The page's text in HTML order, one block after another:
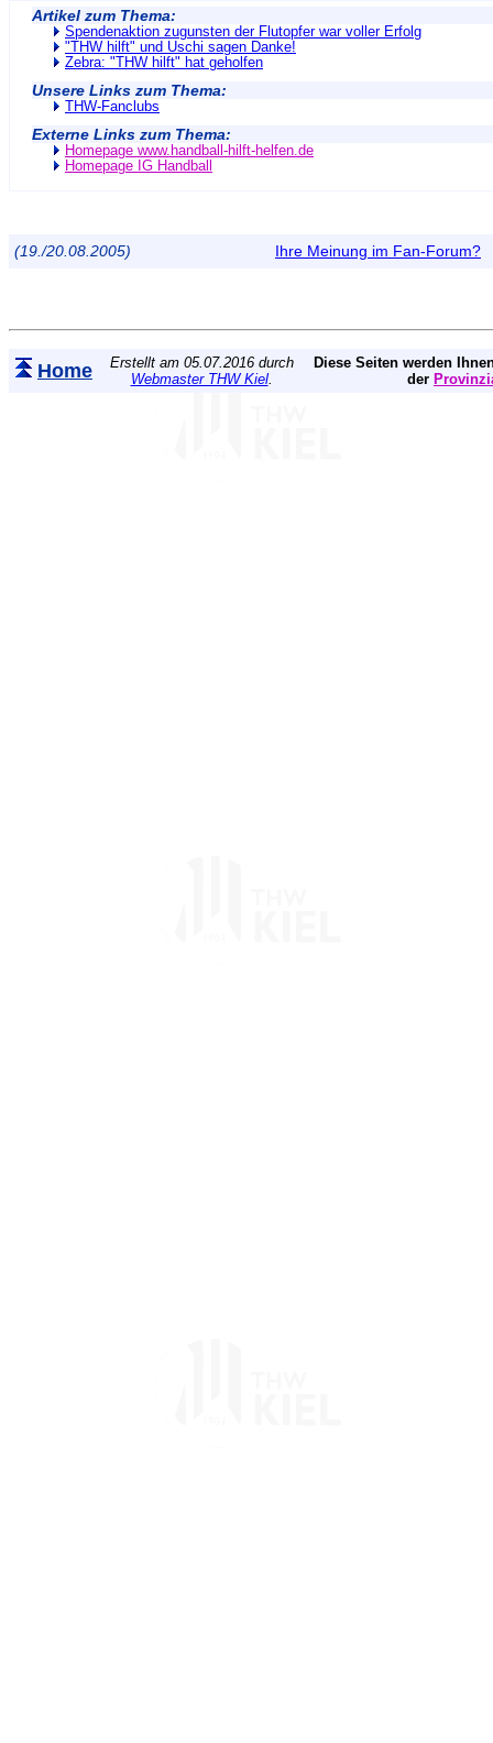
Artikel zum Thema:
Spendenaktion zugunsten der Flutopfer war voller Erfolg
"THW hilft" und Uschi sagen Danke!
Zebra: "THW hilft" hat geholfen
Unsere Links zum Thema:
THW-Fanclubs
Externe Links zum Thema:
Homepage www.handball-hilft-helfen.de
Homepage IG Handball
(19./20.08.2005) Ihre Meinung im Fan-Forum?
Home
Erstellt am 05.07.2016 durch
Webmaster THW Kiel.
Diese Seiten werden
der